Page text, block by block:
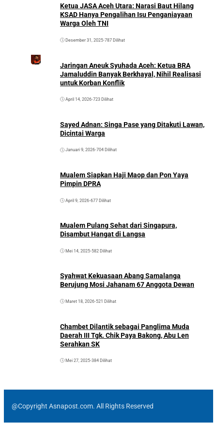
Ketua JASA Aceh Utara: Narasi Baut Hilang
KSAD Hanya Pengalihan Isu Penganiayaan
Warga Oleh TNI
Desember 31, 2025•787 Dilihat
Jaringan Aneuk Syuhada Aceh: Ketua BRA
Jamaluddin Banyak Berkhayal, Nihil Realisasi
untuk Korban Konflik
April 14, 2026•723 Dilihat
Sayed Adnan: Singa Pase yang Ditakuti Lawan,
Dicintai Warga
Januari 9, 2026•704 Dilihat
Mualem Siapkan Haji Maop dan Pon Yaya
Pimpin DPRA
April 9, 2026•677 Dilihat
Mualem Pulang Sehat dari Singapura,
Disambut Hangat di Langsa
Mei 14, 2025•582 Dilihat
Syahwat Kekuasaan Abang Samalanga
Berujung Mosi Jahanam 67 Anggota Dewan
Maret 18, 2026•521 Dilihat
Chambet Dilantik sebagai Panglima Muda
Daerah III Tgk. Chik Paya Bakong, Abu Len
Serahkan SK
Mei 27, 2025•384 Dilihat
@Copyright Asnapost.com. All Rights Reserved